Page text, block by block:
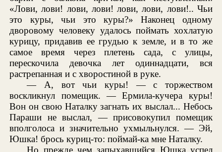
«Лови, лови! лови, лови! лови, лови, лови!.. Чьи
это куры, чьи это куры?» Наконец одному
дворовому человеку удалось поймать хохлатую
курицу, придавив ее грудью к земле, и в то же
самое время через плетень сада, с улицы,
перескочила девочка лет одиннадцати, вся
растрепанная и с хворостиной в руке.
— А, вот чьи куры! — с торжеством
воскликнул помещик. — Ермила-кучера куры!
Вон он свою Наталку загнать их выслал... Небось
Параши не выслал, — присовокупил помещик
вполголоса и значительно ухмыльнулся. — Эй,
Юшка! брось куриц-то: поймай-ка мне Наталку.
Но прежде чем запыхавшийся Юшка успел